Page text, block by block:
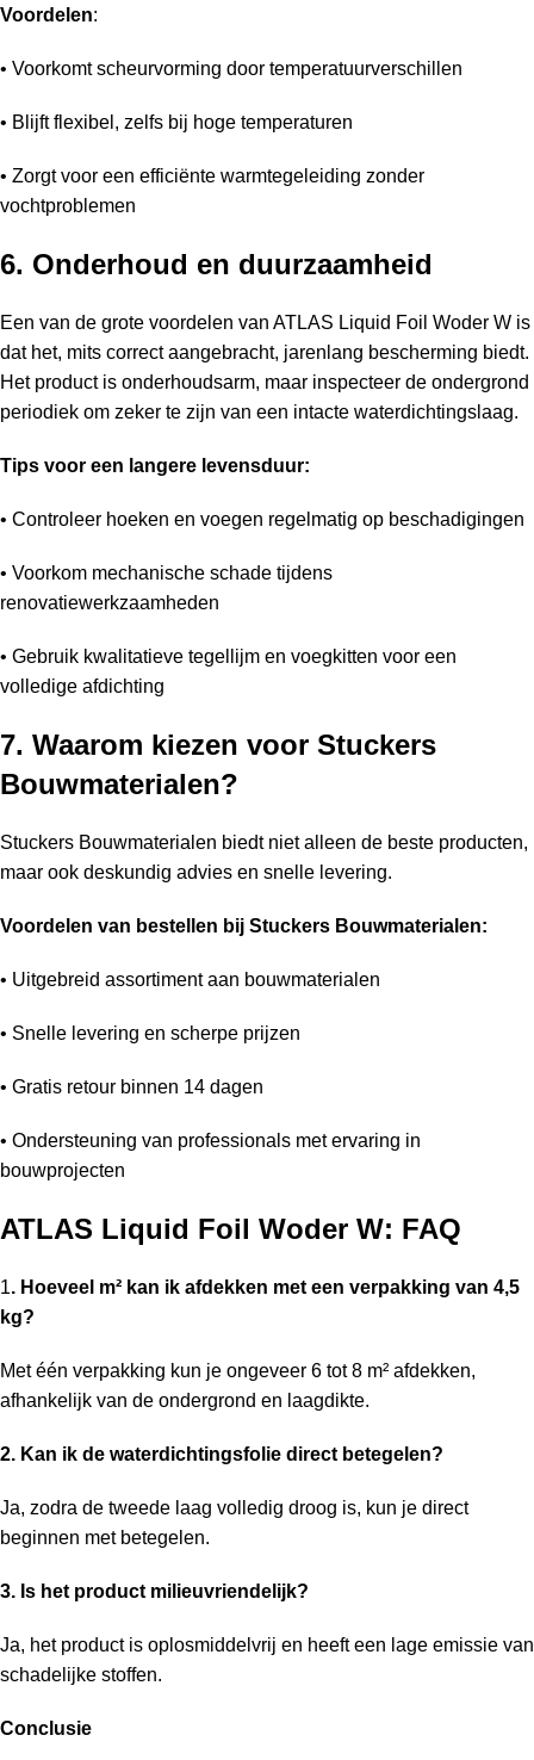
Voordelen:
• Voorkomt scheurvorming door temperatuurverschillen
• Blijft flexibel, zelfs bij hoge temperaturen
• Zorgt voor een efficiënte warmtegeleiding zonder
vochtproblemen
6. Onderhoud en duurzaamheid
Een van de grote voordelen van ATLAS Liquid Foil Woder W is
dat het, mits correct aangebracht, jarenlang bescherming biedt.
Het product is onderhoudsarm, maar inspecteer de ondergrond
periodiek om zeker te zijn van een intacte waterdichtingslaag.
Tips voor een langere levensduur:
• Controleer hoeken en voegen regelmatig op beschadigingen
• Voorkom mechanische schade tijdens
renovatiewerkzaamheden
• Gebruik kwalitatieve tegellijm en voegkitten voor een
volledige afdichting
7. Waarom kiezen voor Stuckers
Bouwmaterialen?
Stuckers Bouwmaterialen biedt niet alleen de beste producten,
maar ook deskundig advies en snelle levering.
Voordelen van bestellen bij Stuckers Bouwmaterialen:
• Uitgebreid assortiment aan bouwmaterialen
• Snelle levering en scherpe prijzen
• Gratis retour binnen 14 dagen
• Ondersteuning van professionals met ervaring in
bouwprojecten
ATLAS Liquid Foil Woder W: FAQ
1. Hoeveel m² kan ik afdekken met een verpakking van 4,5
kg?
Met één verpakking kun je ongeveer 6 tot 8 m² afdekken,
afhankelijk van de ondergrond en laagdikte.
2. Kan ik de waterdichtingsfolie direct betegelen?
Ja, zodra de tweede laag volledig droog is, kun je direct
beginnen met betegelen.
3. Is het product milieuvriendelijk?
Ja, het product is oplosmiddelvrij en heeft een lage emissie van
schadelijke stoffen.
Conclusie